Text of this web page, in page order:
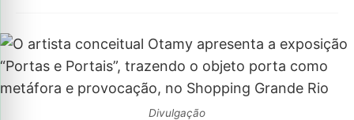
Divulgação